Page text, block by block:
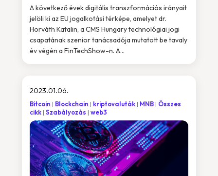
A következő évek digitális transzformációs irányait
jelöli ki az EU jogalkotási térképe, amelyet dr.
Horváth Katalin, a CMS Hungary technológiai jogi
csapatának szenior tanácsadója mutatott be tavaly
év végén a FinTechShow-n. A...
2023.01.06.
Bitcoin Blockchain kriptovaluták MNB
Összes
cikk Szabályozás web3